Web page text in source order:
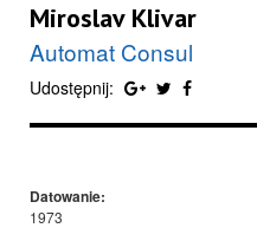
Miroslav Klivar
Automat Consul
Udostępnij:
Datowanie:
1973